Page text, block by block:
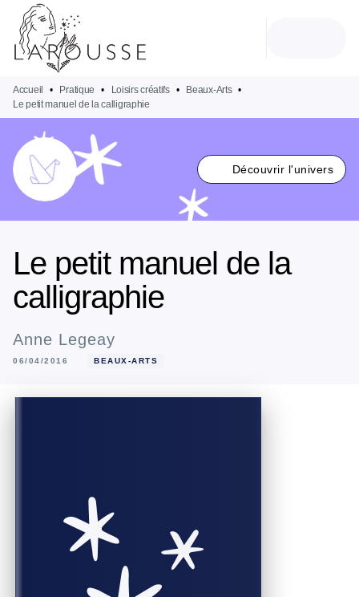
MENU
PIED DE PAGE
Accueil • Pratique • Loisirs créatifs • Beaux-Arts •
Le petit manuel de la calligraphie
Découvrir l'univers
Le petit manuel de la
calligraphie
Anne Legeay
06/04/2016 BEAUX-ARTS